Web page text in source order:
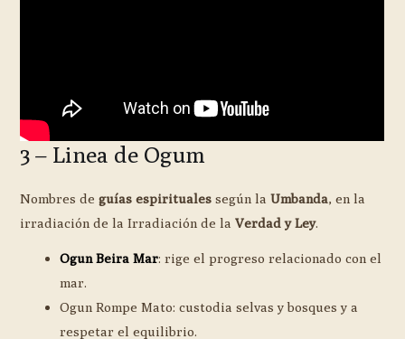
3 – Linea de Ogum
Nombres deguías espirituales según laUmbanda, en la
irradiación de la Irradiación de laVerdad y Ley.
Ogun Beira Mar: rige el progreso relacionado con el
mar.
Ogun Rompe Mato: custodia selvas y bosques y a
respetar el equilibrio.